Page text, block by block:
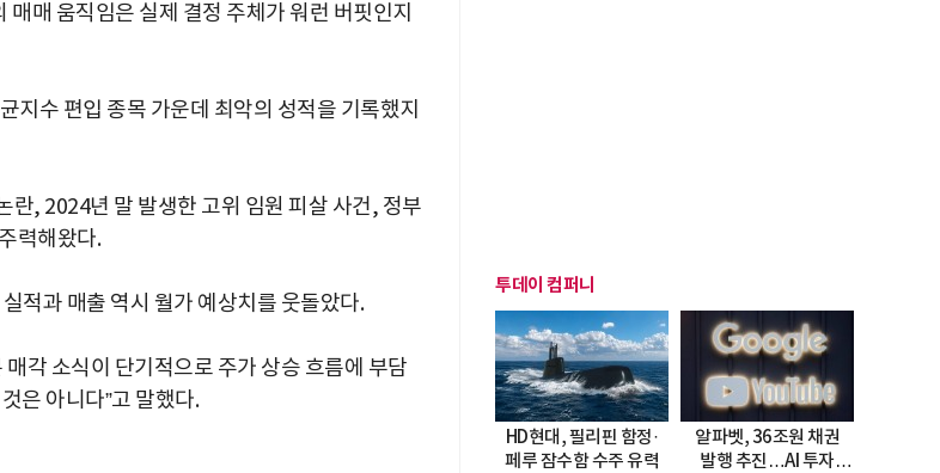
매 움직임은 실제 결정 주체가 워런 버핏인지
수 편입 종목 가운데 최악의 성적을 기록했지
란, 2024년 말 발생한 고위 임원 피살 사건, 정부
력해왔다.
적과 매출 역시 월가 예상치를 웃돌았다.
각 소식이 단기적으로 주가 상승 흐름에 부담
은 아니다”고 말했다.
투데이 컴퍼니
HD현대, 필리핀 함정·
페루 잠수함 수주 유력
알파벳, 36조원 채권
발행 추진…AI 투자